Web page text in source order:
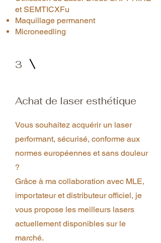
et SEMTICXFu
Maquillage permanent
Microneedling
3
Achat de laser esthétique
Vous souhaitez acquérir un laser
performant, sécurisé, conforme aux
normes européennes et sans douleur
?
Grâce à ma collaboration avec MLE,
importateur et distributeur officiel, je
vous propose les meilleurs lasers
actuellement disponibles sur le
marché.